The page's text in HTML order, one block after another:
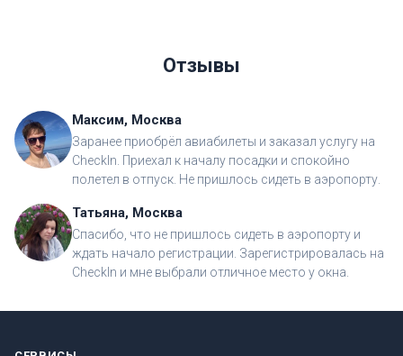
Отзывы
Максим, Москва
Заранее приобрёл авиабилеты и заказал услугу на
CheckIn. Приехал к началу посадки и спокойно
полетел в отпуск. Не пришлось сидеть в аэропорту.
Татьяна, Москва
Спасибо, что не пришлось сидеть в аэропорту и
ждать начало регистрации. Зарегистрировалась на
CheckIn и мне выбрали отличное место у окна.